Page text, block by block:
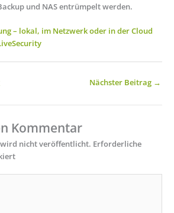
und NAS entrümpelt werden.
– lokal, im Netzwerk oder in der Cloud
Nächster Beitrag →
Kommentar
wird nicht veröffentlicht. Erforderliche